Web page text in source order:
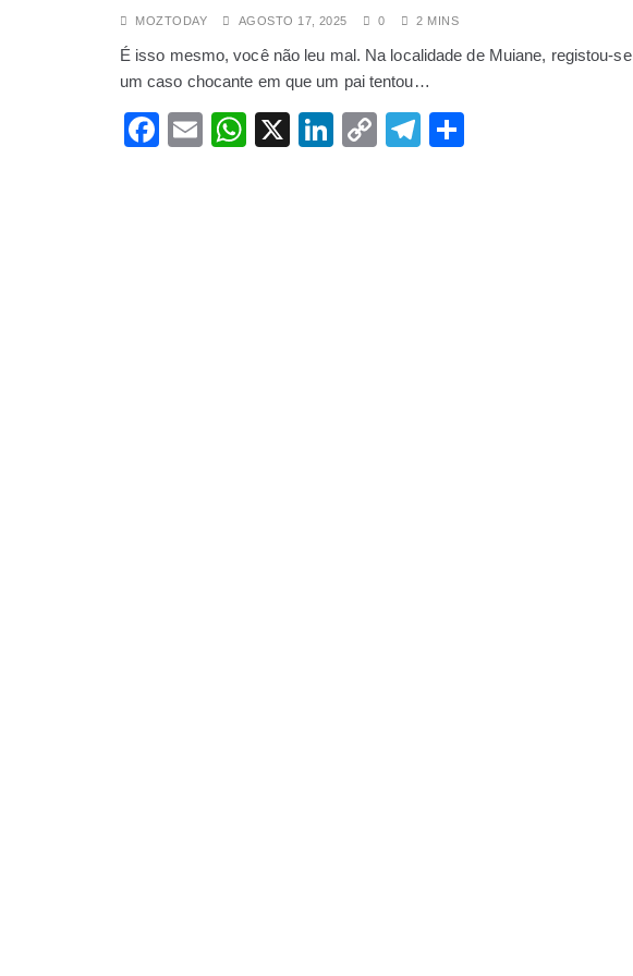
Chapo e Mapandzene violam lei de proibidade pública
MAIO 28, 2025
ABRIL 23, 2025
Presidente Ibrahim Traoré na Rússia: Um encontro esperado com Vladimir Putin
MOZTODAY AGOSTO 17, 2025 0 2 MINS
É isso mesmo, você não leu mal. Na localidade de Muiane, registou-se
um caso chocante em que um pai tentou…
Facebook
EmailWhatsApp
X LinkedIn
CopyTelegram